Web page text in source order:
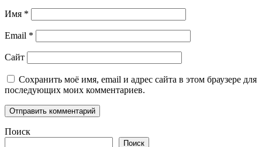
Имя *
Email *
Сайт
Сохранить моё имя, email и адрес сайта в этом браузере для
последующих моих комментариев.
Поиск
Поиск